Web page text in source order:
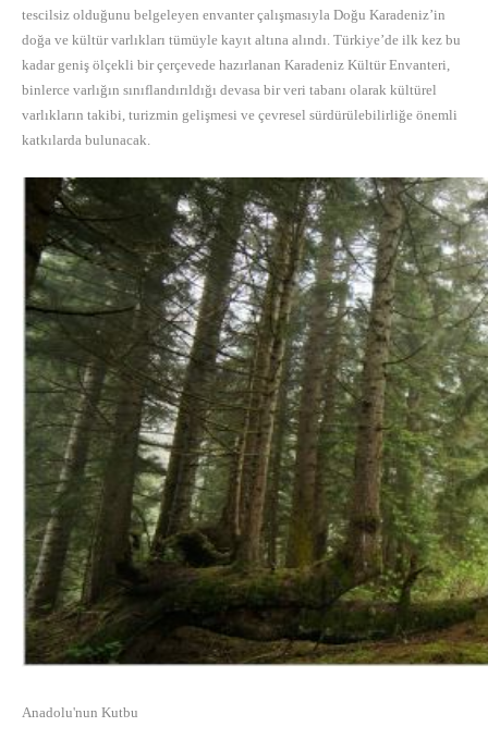
tescilsiz olduğunu belgeleyen envanter çalışmasıyla Doğu Karadeniz’in
doğa ve kültür varlıkları tümüyle kayıt altına alındı. Türkiye’de ilk kez bu
kadar geniş ölçekli bir çerçevede hazırlanan Karadeniz Kültür Envanteri,
binlerce varlığın sınıflandırıldığı devasa bir veri tabanı olarak kültürel
varlıkların takibi, turizmin gelişmesi ve çevresel sürdürülebilirliğe önemli
katkılarda bulunacak.
Anadolu'nun Kutbu